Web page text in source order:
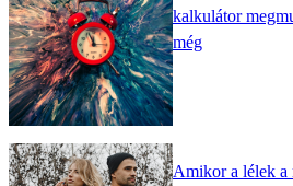
kalkulátor
még
Amikor a lélek a